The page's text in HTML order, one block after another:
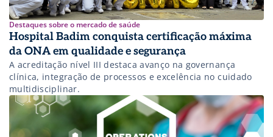
Destaques sobre o mercado de saúde
Hospital Badim conquista certificação máxima
da ONA em qualidade e segurança
A acreditação nível III destaca avanço na governança
clínica, integração de processos e excelência no cuidado
multidisciplinar.